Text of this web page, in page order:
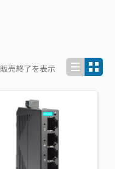
販売終了を表示